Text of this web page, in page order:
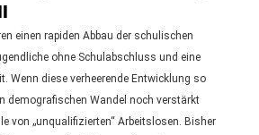
einen rapiden Abbau der schulischen
ohne Schulabschluss und eine
Wenn diese verheerende Entwicklung so
demografischen Wandel noch verstärkt
von „unqualifizierten“ Arbeitslosen. Bisher